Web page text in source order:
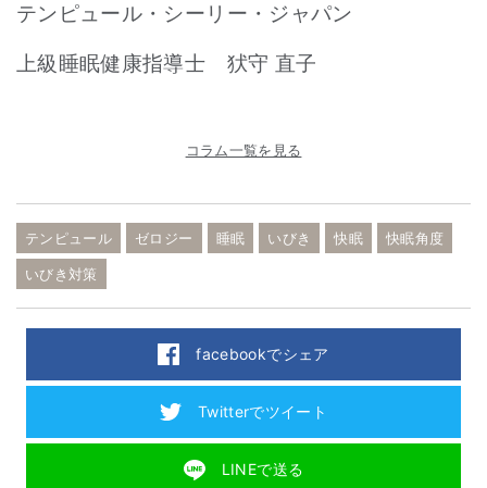
テンピュール・シーリー・ジャパン
上級睡眠健康指導士 犾守 直子
コラム一覧を見る
テンピュール ゼロジー 睡眠 いびき 快眠 快眠角度
いびき対策
facebookでシェア
Twitterでツイート
LINEで送る